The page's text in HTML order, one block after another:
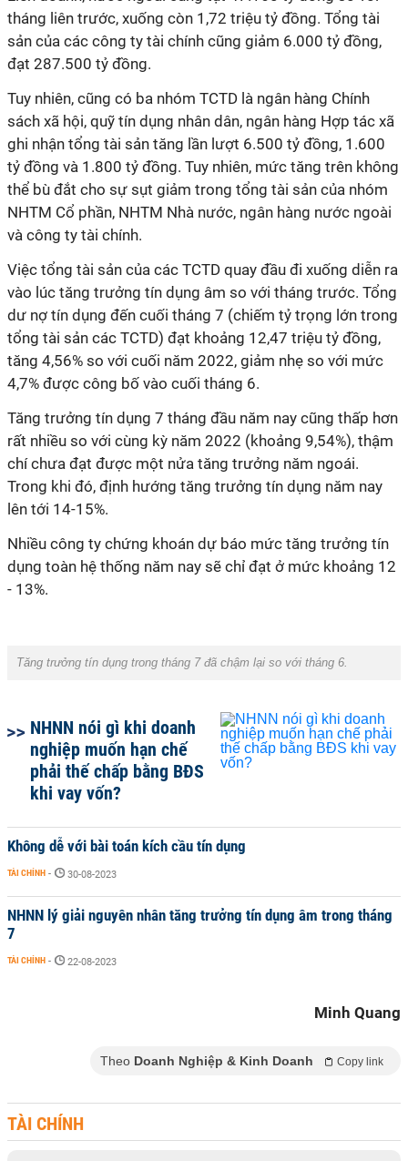
tháng liên trước, xuống còn 1,72 triệu tỷ đồng. Tổng tài
sản của các công ty tài chính cũng giảm 6.000 tỷ đồng,
đạt 287.500 tỷ đồng.
Tuy nhiên, cũng có ba nhóm TCTD là ngân hàng Chính
sách xã hội, quỹ tín dụng nhân dân, ngân hàng Hợp tác xã
ghi nhận tổng tài sản tăng lần lượt 6.500 tỷ đồng, 1.600
tỷ đồng và 1.800 tỷ đồng. Tuy nhiên, mức tăng trên không
thể bù đắt cho sự sụt giảm trong tổng tài sản của nhóm
NHTM Cổ phần, NHTM Nhà nước, ngân hàng nước ngoài
và công ty tài chính.
Việc tổng tài sản của các TCTD quay đầu đi xuống diễn ra
vào lúc tăng trưởng tín dụng âm so với tháng trước. Tổng
dư nợ tín dụng đến cuối tháng 7 (chiếm tỷ trọng lớn trong
tổng tài sản các TCTD) đạt khoảng 12,47 triệu tỷ đồng,
tăng 4,56% so với cuối năm 2022, giảm nhẹ so với mức
4,7% được công bố vào cuối tháng 6.
Tăng trưởng tín dụng 7 tháng đầu năm nay cũng thấp hơn
rất nhiều so với cùng kỳ năm 2022 (khoảng 9,54%), thậm
chí chưa đạt được một nửa tăng trưởng năm ngoái.
Trong khi đó, định hướng tăng trưởng tín dụng năm nay
lên tới 14-15%.
Nhiều công ty chứng khoán dự báo mức tăng trưởng tín
dụng toàn hệ thống năm nay sẽ chỉ đạt ở mức khoảng 12
- 13%.
Tăng trưởng tín dụng trong tháng 7 đã chậm lại so với tháng 6.
NHNN nói gì khi doanh
nghiệp muốn hạn chế
phải thế chấp bằng BĐS
khi vay vốn?
Không dễ với bài toán kích cầu tín dụng
TÀI CHÍNH - 30-08-2023
NHNN lý giải nguyên nhân tăng trưởng tín dụng âm trong tháng
7
TÀI CHÍNH - 22-08-2023
Minh Quang
Theo Doanh Nghiệp & Kinh Doanh Copy link
TÀI CHÍNH